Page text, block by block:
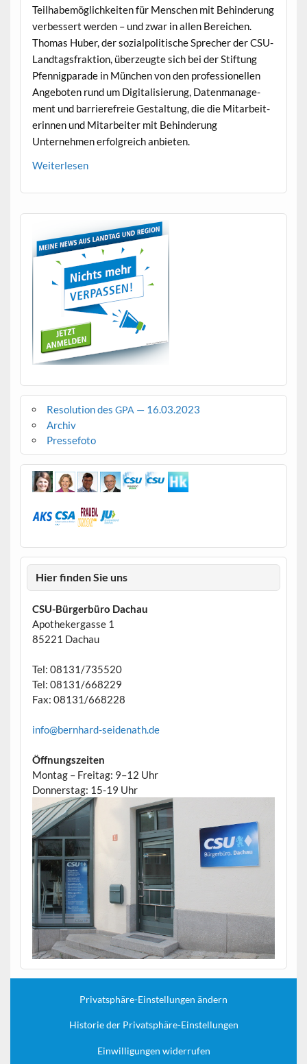
Teil­habe­möglichkeit­en für Men­schen mit Behin­derung
verbessert wer­den – und zwar in allen Bere­ichen.
Thomas Huber, der sozialpoli­tis­che Sprech­er der CSU-
Land­tags­frak­tion, überzeugte sich bei der Stiftung
Pfen­nig­pa­rade in München von den pro­fes­sionellen
Ange­boten rund um Dig­i­tal­isierung, Daten­man­age­
ment und bar­ri­ere­freie Gestal­tung, die die Mitar­bei­t­
erin­nen und Mitar­beit­er mit Behin­derung
Unternehmen erfol­gre­ich anbieten.
Weit­er­lesen
Resolution des GPA — 16.03.2023
Archiv
Pressefoto
Hier finden Sie uns
CSU-Bürgerbüro Dachau
Apothekergasse 1
85221 Dachau
Tel: 08131/735520
Tel: 08131/668229
Fax: 08131/668228
info@bernhard-seidenath.de
Öffnungszeiten
Montag – Freitag: 9–12 Uhr
Donnerstag: 15-19 Uhr
Privatsphäre-Einstellungen ändern
Historie der Privatsphäre-Einstellungen
Einwilligungen widerrufen